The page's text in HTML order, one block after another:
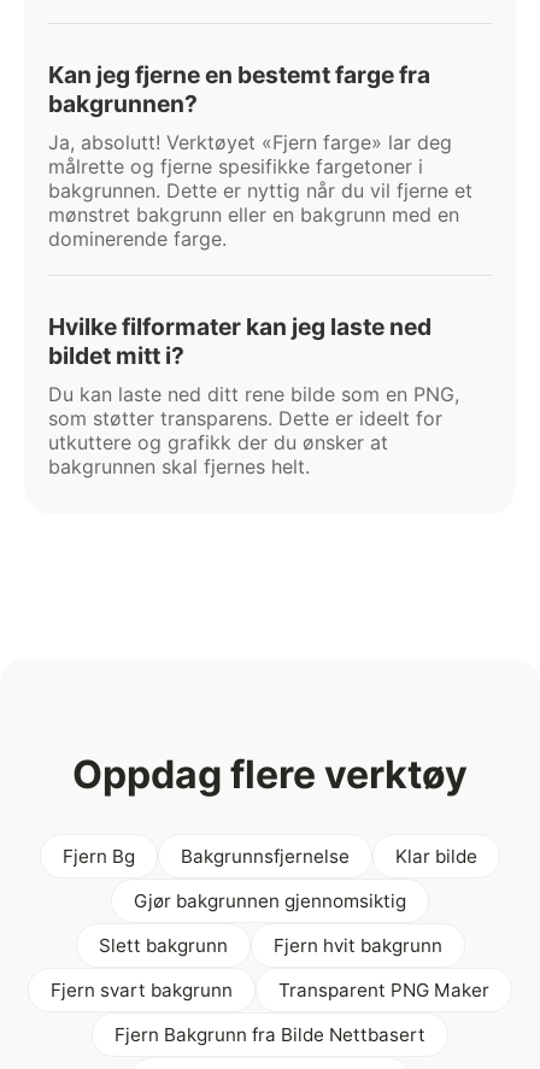
Kan jeg fjerne en bestemt farge fra
bakgrunnen?
Ja, absolutt! Verktøyet «Fjern farge» lar deg
målrette og fjerne spesifikke fargetoner i
bakgrunnen. Dette er nyttig når du vil fjerne et
mønstret bakgrunn eller en bakgrunn med en
dominerende farge.
Hvilke filformater kan jeg laste ned
bildet mitt i?
Du kan laste ned ditt rene bilde som en PNG,
som støtter transparens. Dette er ideelt for
utkuttere og grafikk der du ønsker at
bakgrunnen skal fjernes helt.
Oppdag flere verktøy
Fjern Bg Bakgrunnsfjernelse
Klar bilde
Gjør bakgrunnen gjennomsiktig
Slett bakgrunn
Fjern hvit bakgrunn
Fjern svart bakgrunn
Transparent PNG Maker
Fjern Bakgrunn fra Bilde Nettbasert